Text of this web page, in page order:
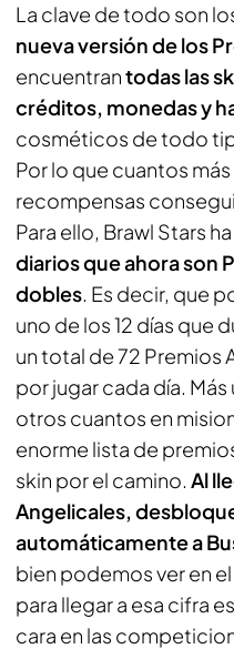
La clave de todo son
nueva versión de los
encuentrantodas las
créditos, monedas y
cosméticos de todo
Por lo que cuantos
recompensas
Para ello, Brawl Stars
diarios que ahora son
dobles. Es decir, que
uno de los 12 días que
un total de 72 Premios
por jugar cada día.
otros cuantos en
enorme lista de
skin por el camino. Al
Angelicales,
automáticamente a
bien podemos ver en
para llegar a esa cifra
cara en las